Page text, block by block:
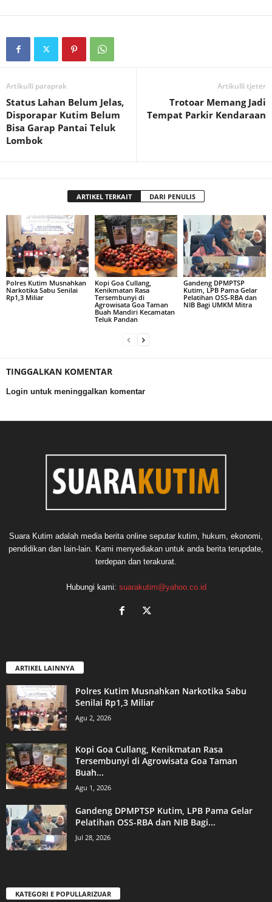
Artikulli paraprak
Status Lahan Belum Jelas,
Disporapar Kutim Belum
Bisa Garap Pantai Teluk
Lombok
Artikulli tjetër
Trotoar Memang Jadi
Tempat Parkir Kendaraan
ARTIKEL TERKAIT DARI PENULIS
Polres Kutim Musnahkan
Narkotika Sabu Senilai
Rp1,3 Miliar
Kopi Goa Cullang,
Kenikmatan Rasa
Tersembunyi di
Agrowisata Goa Taman
Buah Mandiri Kecamatan
Teluk Pandan
Gandeng DPMPTSP
Kutim, LPB Pama Gelar
Pelatihan OSS-RBA dan
NIB Bagi UMKM Mitra
TINGGALKAN KOMENTAR
Login untuk meninggalkan komentar
Suara Kutim adalah media berita online seputar kutim, hukum, ekonomi,
pendidikan dan lain-lain. Kami menyediakan untuk anda berita terupdate,
terdepan dan terakurat.
Hubungi kami: suarakutim@yahoo.co.id
ARTIKEL LAINNYA
Polres Kutim Musnahkan Narkotika Sabu
Senilai Rp1,3 Miliar
Agu 2, 2026
Kopi Goa Cullang, Kenikmatan Rasa
Tersembunyi di Agrowisata Goa Taman
Buah...
Agu 1, 2026
Gandeng DPMPTSP Kutim, LPB Pama Gelar
Pelatihan OSS-RBA dan NIB Bagi...
Jul 28, 2026
KATEGORI E POPULLARIZUAR